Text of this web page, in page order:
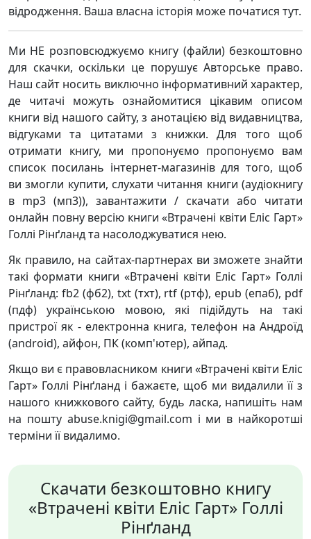
відродження. Ваша власна історія може початися тут.
Ми НЕ розповсюджуємо книгу (файли) безкоштовно
для скачки, оскільки це порушує Авторське право.
Наш сайт носить виключно інформативний характер,
де читачі можуть ознайомитися цікавим описом
книги від нашого сайту, з анотацією від видавництва,
відгуками та цитатами з книжки. Для того щоб
отримати книгу, ми пропонуємо пропонуємо вам
список посилань інтернет-магазинів для того, щоб
ви змогли купити, слухати читання книги (аудіокнигу
в mp3 (мп3)), завантажити / скачати або читати
онлайн повну версію книги «Втрачені квіти Еліс Гарт»
Голлі Рінґланд та насолоджуватися нею.
Як правило, на сайтах-партнерах ви зможете знайти
такі формати книги «Втрачені квіти Еліс Гарт» Голлі
Рінґланд: fb2 (фб2), txt (тхт), rtf (ртф), epub (епаб), pdf
(пдф) українською мовою, які підійдуть на такі
пристрої як - електронна книга, телефон на Андроїд
(android), айфон, ПК (комп'ютер), айпад.
Якщо ви є правовласником книги «Втрачені квіти Еліс
Гарт» Голлі Рінґланд і бажаєте, щоб ми видалили її з
нашого книжкового сайту, будь ласка, напишіть нам
на пошту abuse.knigi@gmail.com і ми в найкоротші
терміни її видалимо.
Скачати безкоштовно книгу
«Втрачені квіти Еліс Гарт» Голлі
Рінґланд